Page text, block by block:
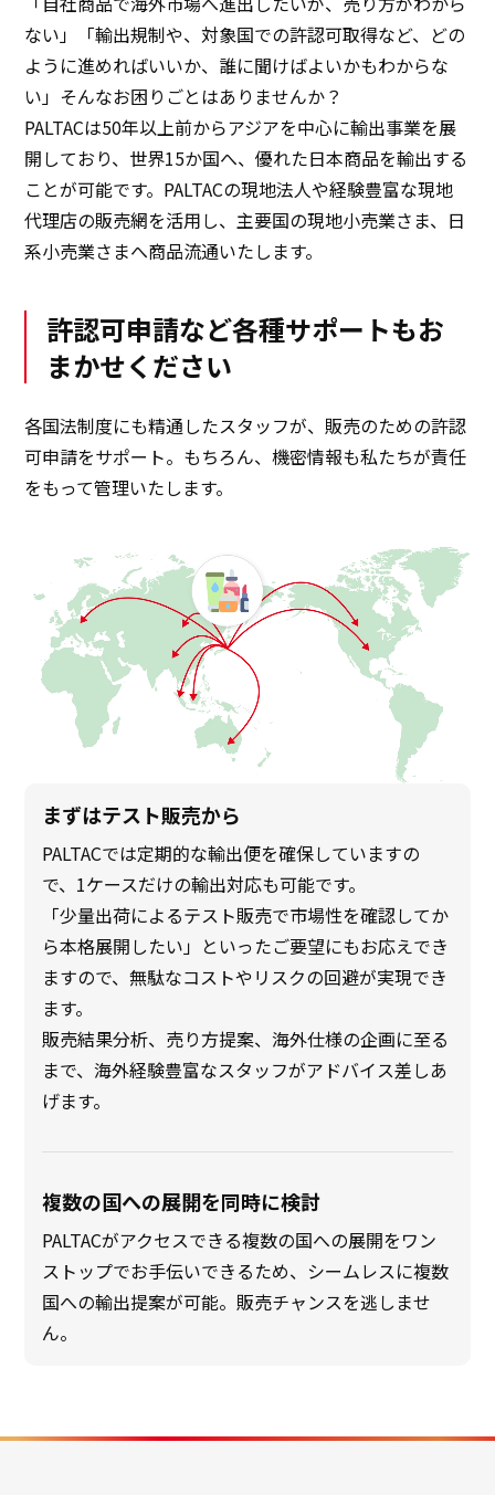
ない」「輸出規制や、対象国での許認可取得など、どの
ように進めればいいか、誰に聞けばよいかもわからな
い」そんなお困りごとはありませんか？
PALTACは50年以上前からアジアを中心に輸出事業を展
開しており、世界15か国へ、優れた日本商品を輸出する
ことが可能です。PALTACの現地法人や経験豊富な現地
代理店の販売網を活用し、主要国の現地小売業さま、日
系小売業さまへ商品流通いたします。
許認可申請など各種サポートもお
まかせください
各国法制度にも精通したスタッフが、販売のための許認
可申請をサポート。もちろん、機密情報も私たちが責任
をもって管理いたします。
まずはテスト販売から
PALTACでは定期的な輸出便を確保していますの
で、1ケースだけの輸出対応も可能です。
「少量出荷によるテスト販売で市場性を確認してか
ら本格展開したい」といったご要望にもお応えでき
ますので、無駄なコストやリスクの回避が実現でき
ます。
販売結果分析、売り方提案、海外仕様の企画に至る
まで、海外経験豊富なスタッフがアドバイス差しあ
げます。
複数の国への展開を同時に検討
PALTACがアクセスできる複数の国への展開をワン
ストップでお手伝いできるため、シームレスに複数
国への輸出提案が可能。販売チャンスを逃しませ
ん。